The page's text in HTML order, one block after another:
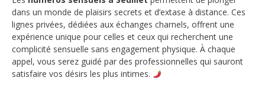
dans un monde de plaisirs secrets et d’extase à distance. Ces
lignes privées, dédiées aux échanges charnels, offrent une
expérience unique pour celles et ceux qui recherchent une
complicité sensuelle sans engagement physique. À chaque
appel, vous serez guidé par des professionnelles qui sauront
satisfaire vos désirs les plus intimes.